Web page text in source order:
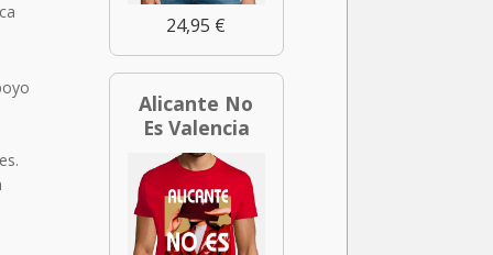
24,95 €
Alicante No
Es Valencia